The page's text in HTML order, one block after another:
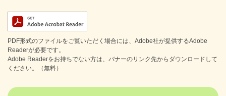
PDF形式のファイルをご覧いただく場合には、Adobe社が提供するAdobe
Readerが必要です。
Adobe Readerをお持ちでない方は、バナーのリンク先からダウンロードして
ください。（無料）